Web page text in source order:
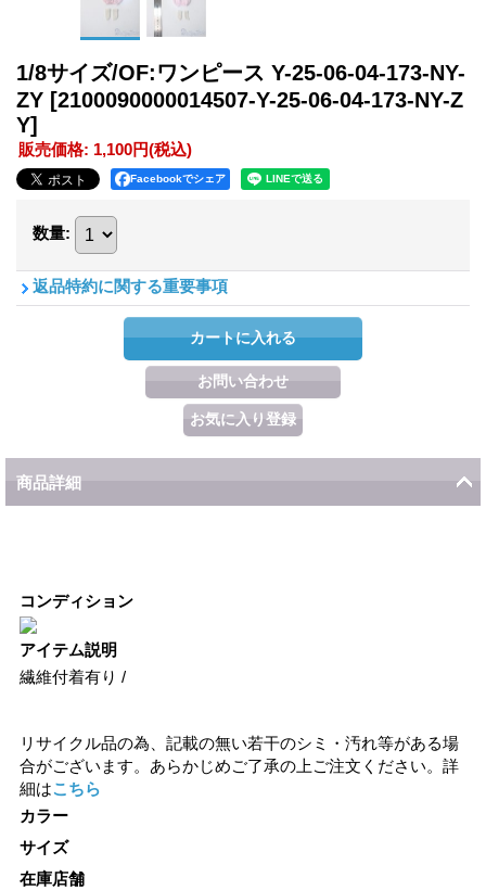
1/8サイズ/OF:ワンピース Y-25-06-04-173-NY-
ZY [2100090000014507-Y-25-06-04-173-NY-Z
Y]
販売価格: 1,100円(税込)
Facebookでシェア
数量:
返品特約に関する重要事項
商品詳細
コンディション
アイテム説明
繊維付着有り /
リサイクル品の為、記載の無い若干のシミ・汚れ等がある場
合がございます。あらかじめご了承の上ご注文ください。詳
細はこちら
カラー
サイズ
在庫店舗